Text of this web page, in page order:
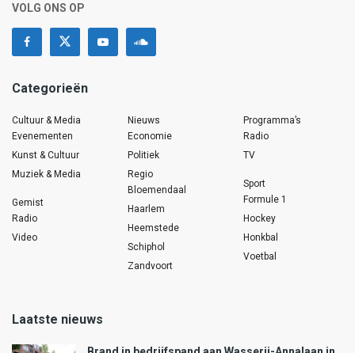
VOLG ONS OP
Categorieën
Cultuur & Media
Evenementen
Kunst & Cultuur
Muziek & Media
Gemist
Radio
Video
Nieuws
Economie
Politiek
Regio
Bloemendaal
Haarlem
Heemstede
Schiphol
Zandvoort
Programma’s
Radio
TV
Sport
Formule 1
Hockey
Honkbal
Voetbal
Laatste nieuws